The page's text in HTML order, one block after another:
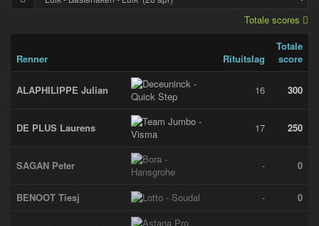
Totale scores
Renner Rituitslag
Totale
score
ALAPHILIPPE Julian 16 300
DE PLUS Laurens 17 250
SAGAN Peter - 0
BENOOT Tiesj - 0